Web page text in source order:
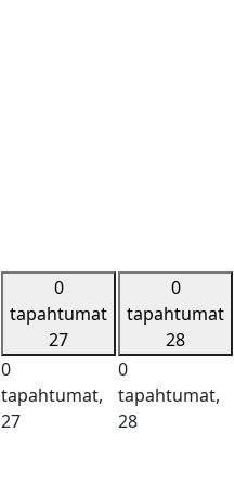
0
tapahtumat
27
0
tapahtumat,
27
0
tapahtumat
28
0
tapahtumat,
28